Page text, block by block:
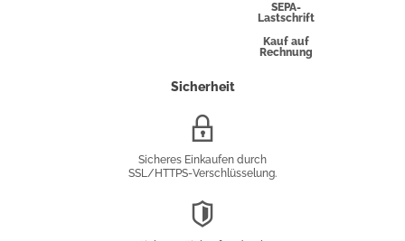
SEPA-
Lastschrift
Kauf auf
Rechnung
Sicherheit
Sicheres Einkaufen durch
SSL/HTTPS-Verschlüsselung.